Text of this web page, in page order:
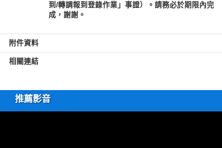
到/轉調報到登錄作業」事證）。請務必於期限內完
成，謝謝。
附件資料
相關連結
推薦影音